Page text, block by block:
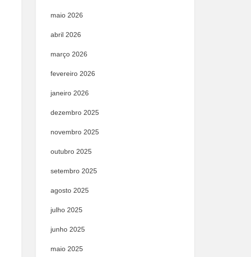
maio 2026
abril 2026
março 2026
fevereiro 2026
janeiro 2026
dezembro 2025
novembro 2025
outubro 2025
setembro 2025
agosto 2025
julho 2025
junho 2025
maio 2025